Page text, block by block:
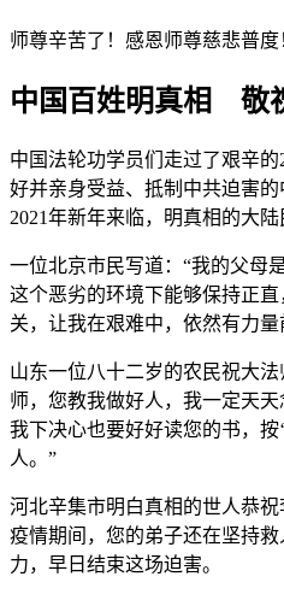
师尊辛苦了！感恩师尊慈悲普度
中国百姓明真相 敬
中国法轮功学员们走过了艰辛
好并亲身受益、抵制中共迫害的
2021年新年来临，明真相的大
一位北京市民写道：“我的父母
这个恶劣的环境下能够保持正
关，让我在艰难中，依然有力量
山东一位八十二岁的农民祝大
师，您教我做好人，我一定天天
我下决心也要好好读您的书，按
人。”
河北辛集市明白真相的世人恭
疫情期间，您的弟子还在坚持
力，早日结束这场迫害。